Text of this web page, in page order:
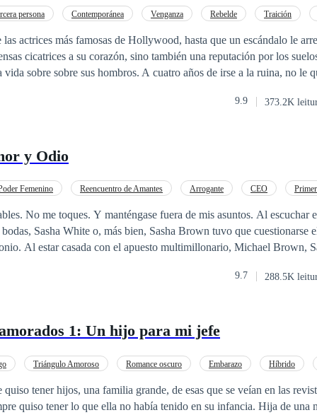
persona Contemporánea Venganza Rebelde Traición
las actrices más famosas de Hollywood, hasta que un escándalo le
cicatrices a su corazón, sino también una reputación por los
vida sobre sobre sus hombros. A cuatro años de irse a la ruina, no le
Sumado a eso, su cada vez más precaria situación económica
el mundo de nuevo, la fama de nuevo, a cambio de algo que ella
aun más de lo que ya lo está. Pero nada será tan terrible como saber
Y a veces también es demasiado tarde para eso... ¿o no?
9.9 373.2K
y Odio
Femenino Reencuentro de Amantes Arrogante CEO
No me toques. Y manténgase fuera de mis asuntos. Al escuchar
Sasha White o, más bien, Sasha Brown tuvo que cuestionarse
Al estar casada con el apuesto multimillonario, Michael Brown,
no había podido perseguirlo debido al hecho de que en la escuela era
9.7 288.5K
1: Un hijo para mi jefe
Triángulo Amoroso Romance oscuro Embarazo Híbrido
tener hijos, una familia grande, de esas que se veían en las
quiso tener lo que ella no había tenido en su infancia. Hija de una